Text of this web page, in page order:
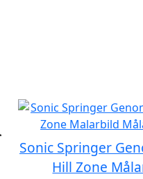
Sonic Springer
Hill Zone